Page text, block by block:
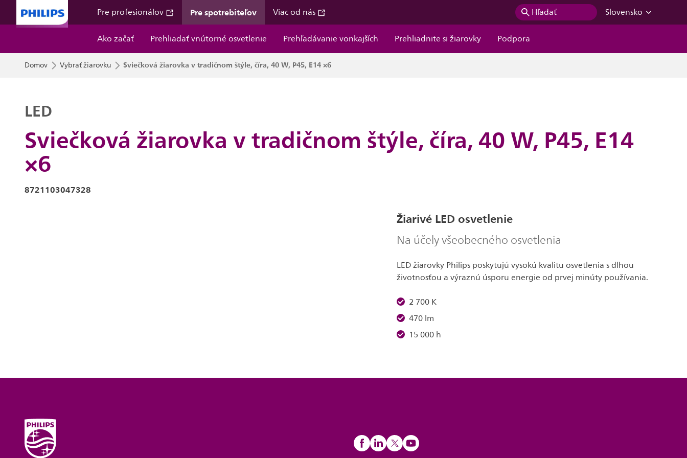
Pre profesionálov Pre spotrebiteľov Viac od nás Hľadať
Slovensko
Ako začať
Prehliadať vnútorné osvetlenie Prehľadávanie vonkajších Prehliadnite si žiarovky Podpora
Domov Vybrať žiarovku Sviečková žiarovka v tradičnom štýle, číra, 40 W, P45, E14 ×6
Sviečková žiarovka v tradičnom štýle, číra, 40 W, P45, E14
×6
LED
8721103047328
Žiarivé LED osvetlenie
Na účely všeobecného osvetlenia
LED žiarovky Philips poskytujú vysokú kvalitu osvetlenia s dlhou
životnosťou a výraznú úsporu energie od prvej minúty používania.
2 700 K
470 lm
15 000 h